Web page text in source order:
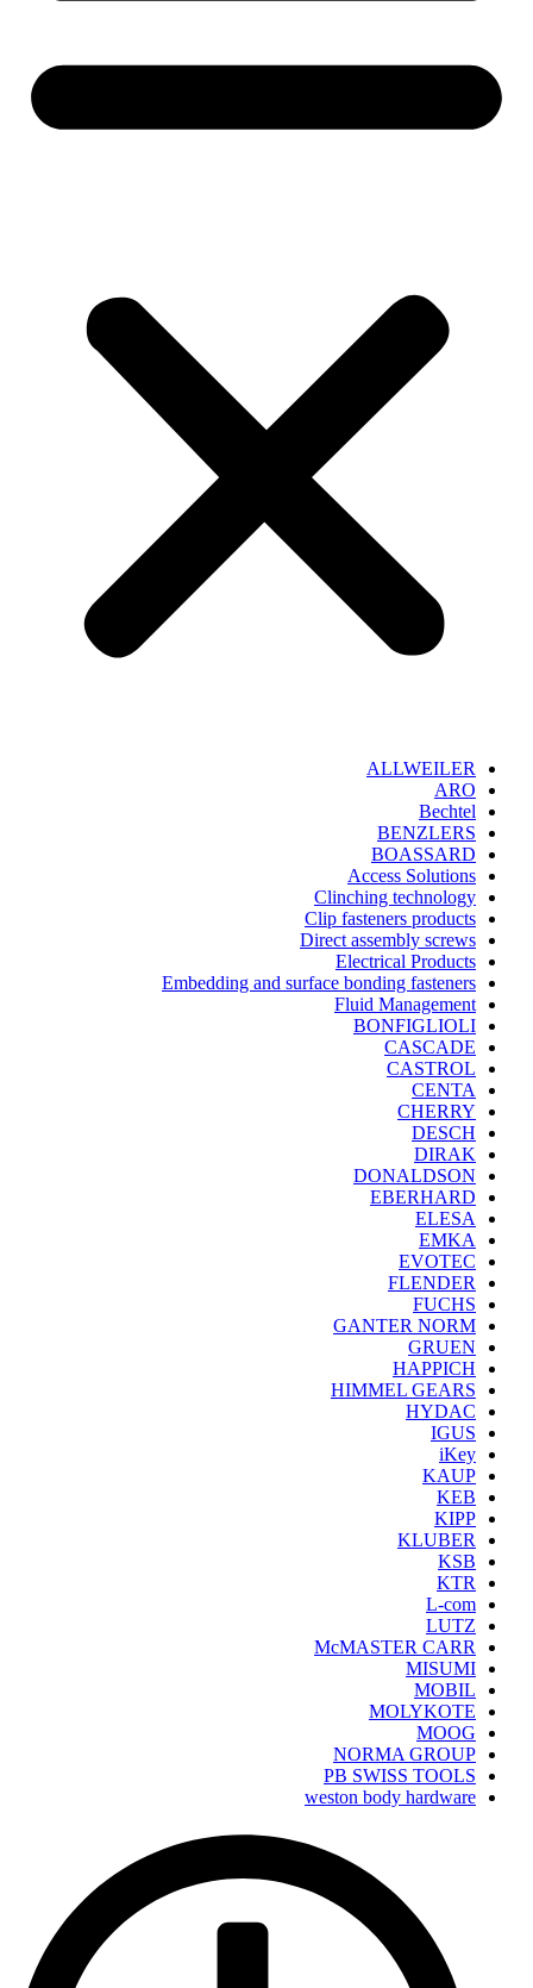
ALLWEILER
ARO
Bechtel
BENZLERS
BOASSARD
Access Solutions
Clinching technology
Clip fasteners products
Direct assembly screws
Electrical Products
Embedding and surface bonding fasteners
Fluid Management
BONFIGLIOLI
CASCADE
CASTROL
CENTA
CHERRY
DESCH
DIRAK
DONALDSON
EBERHARD
ELESA
EMKA
EVOTEC
FLENDER
FUCHS
GANTER NORM
GRUEN
HAPPICH
HIMMEL GEARS
HYDAC
IGUS
iKey
KAUP
KEB
KIPP
KLUBER
KSB
KTR
L-com
LUTZ
McMASTER CARR
MISUMI
MOBIL
MOLYKOTE
MOOG
NORMA GROUP
PB SWISS TOOLS
weston body hardware